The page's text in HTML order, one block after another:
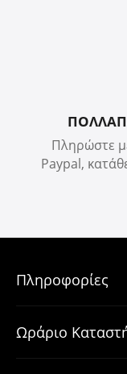
Πληρώστε
Paypal,
Πληροφορίες
Ωράριο